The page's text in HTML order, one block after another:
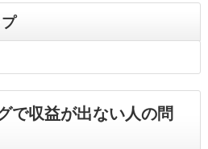
で収益が出ない人の問